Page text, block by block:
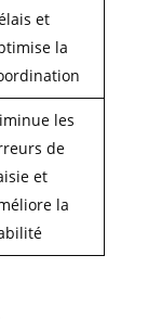
et
la
les
de
et
la